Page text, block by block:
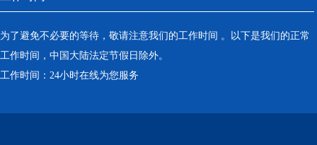
为了避免不必要的等待，敬请注意我们的工作时间 。以下是我们的正常
工作时间，中国大陆法定节假日除外。
工作时间：24小时在线为您服务